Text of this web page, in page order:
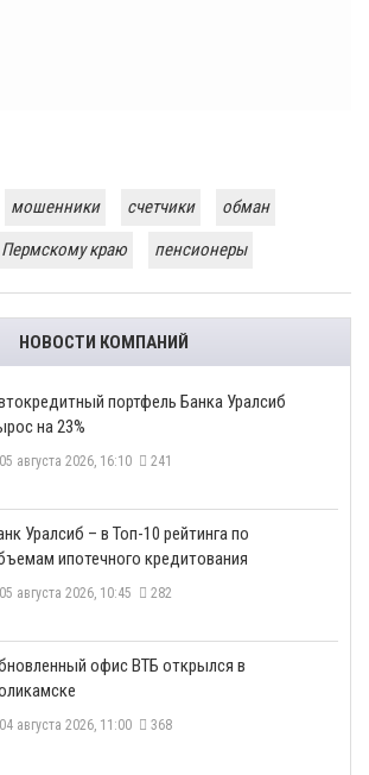
мошенники счетчики
обман
краю
пенсионеры
НОВОСТИ КОМПАНИЙ
портфель Банка Уралсиб
на 23%
05 августа 2026, 16:10 241
Уралсиб – в Топ-10 рейтинга по
ипотечного кредитования
05 августа 2026, 10:45 282
офис ВТБ открылся в
04 августа 2026, 11:00 368